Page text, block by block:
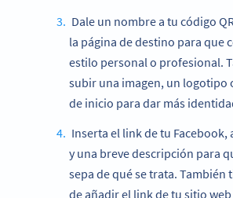
Dale un nombre a tu código
la página de destino para que
estilo personal o profesional.
subir una imagen, un logotipo
de inicio para dar más
Inserta el link de tu
y una breve descripción para
sepa de qué se trata. También
de añadir el link de tu sitio